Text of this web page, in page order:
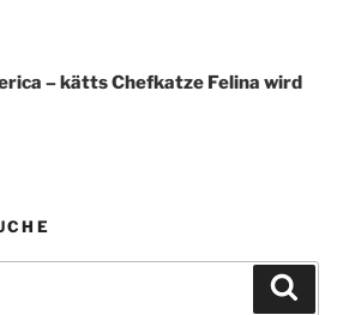
– kätts Chefkatze Felina wird